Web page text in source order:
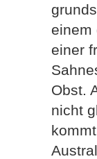
einem
einer
Obst.
nicht